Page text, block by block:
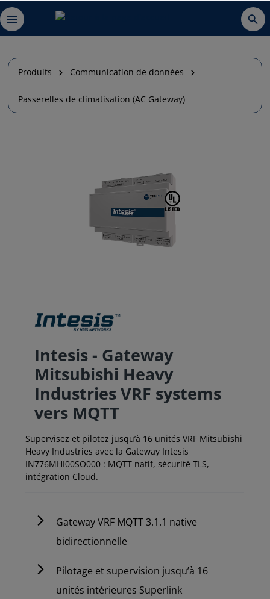
Produits Communication de données
Passerelles de climatisation (AC Gateway)
Intesis - Gateway
Mitsubishi Heavy
Industries VRF systems
vers MQTT
Supervisez et pilotez jusqu’à 16 unités VRF Mitsubishi
Heavy Industries avec la Gateway Intesis
IN776MHI00SO000 : MQTT natif, sécurité TLS,
intégration Cloud.
Gateway VRF MQTT 3.1.1 native
bidirectionnelle
Pilotage et supervision jusqu’à 16
unités intérieures Superlink